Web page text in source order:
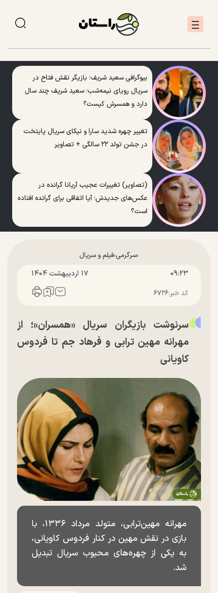
بیوگرافی سعید شریف؛ بازیگر نقش فتاح در
سریال رویای نیمه‌شب؛ سعید شریف چند سال
دارد و همسرش کیست؟
تغییر چهره شدید سارا و نیکای سریال پایتخت
در جشن تولد ۲۲ سالگی + تصاویر
(تصاویر) تغییرات عجیب آریانا گرانده در
عکس‌های جدیدش؛ آیا اتفاقی برای گرانده افتاده
است؟
سرگرمی فیلم و سریال
۰۹:۲۳ ۱۷ ارديبهشت ۱۴۰۴
کد خبر:۶۷۲۶
سرنوشت بازیگران سریال «همسران»؛ از
مهرانه مهین ترابی و فرهاد جم تا فردوس
کاویانی
مهرانه مهین‌ترابی، متولد مرداد ۱۳۳۶، با
بازی در نقش مهین در کنار فردوس کاویانی،
به یکی از چهره‌های محبوب سریال تبدیل
شد.